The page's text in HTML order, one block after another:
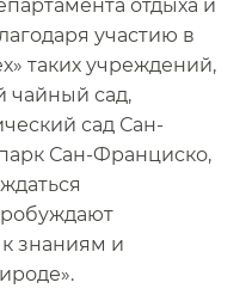
отдыха и
участию в
таких учреждений,
чайный сад,
сад Сан-
Сан-Франциско,
знаниям и